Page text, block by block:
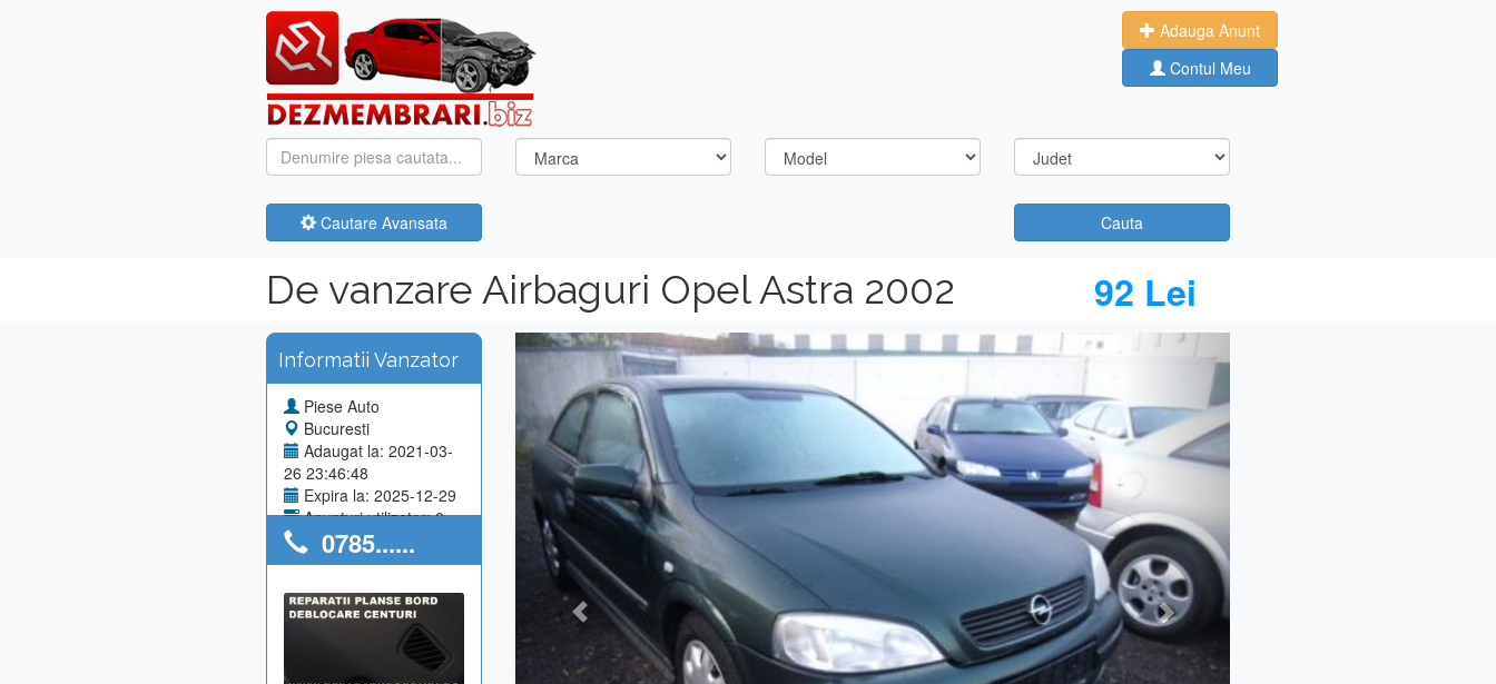
Adauga Anunt
Contul Meu
Cautare Avansata Cauta
De vanzare Airbaguri Opel Astra 2002 92 Lei
Informatii Vanzator
Piese Auto
Bucuresti
Adaugat la: 2021-03-
26 23:46:48
Expira la: 2025-12-29
Anunturi utilizator: 0
0785......
Previous Next